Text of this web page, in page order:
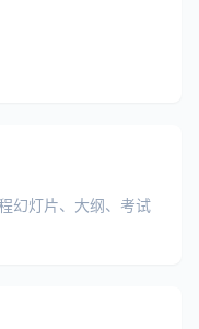
幻灯片、大纲、考试